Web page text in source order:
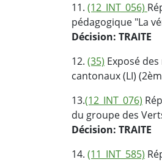
11. (12_INT_056)
pédagogique "La
Décision: TRAITE
12. (35) Exposé
cantonaux (LI)
13.(12_INT_076)
du groupe des
Décision: TRAITE
14. (11_INT_585)